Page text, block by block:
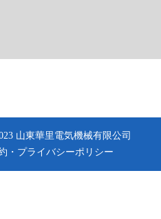
山東華里電気機械有限公司
・ プライバシーポリシー